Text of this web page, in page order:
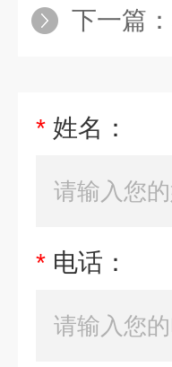
下一篇：
* 姓名：
* 电话：